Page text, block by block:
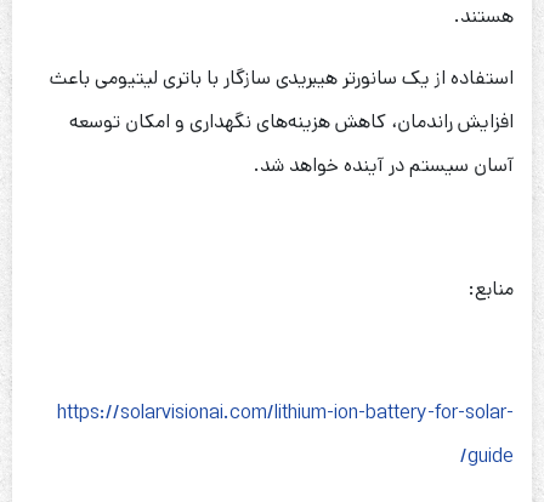
هستند.
استفاده از یک سانورتر هیبریدی سازگار با باتری لیتیومی باعث
افزایش راندمان، کاهش هزینه‌های نگهداری و امکان توسعه
آسان سیستم در آینده خواهد شد.
منابع:
https://solarvisionai.com/lithium-ion-battery-for-solar-
guide/